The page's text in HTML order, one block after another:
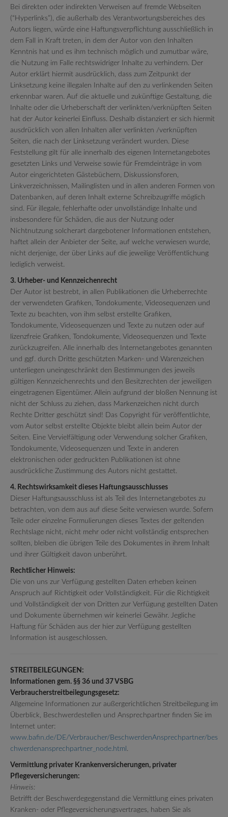
Bei direkten oder indirekten Verweisen auf fremde Webseiten
(“Hyperlinks”), die außerhalb des Verantwortungsbereiches des
Autors liegen, würde eine Haftungsverpflichtung ausschließlich in
dem Fall in Kraft treten, in dem der Autor von den Inhalten
Kenntnis hat und es ihm technisch möglich und zumutbar wäre,
die Nutzung im Falle rechtswidriger Inhalte zu verhindern. Der
Autor erklärt hiermit ausdrücklich, dass zum Zeitpunkt der
Linksetzung keine illegalen Inhalte auf den zu verlinkenden Seiten
erkennbar waren. Auf die aktuelle und zukünftige Gestaltung, die
Inhalte oder die Urheberschaft der verlinkten/verknüpften Seiten
hat der Autor keinerlei Einfluss. Deshalb distanziert er sich hiermit
ausdrücklich von allen Inhalten aller verlinkten /verknüpften
Seiten, die nach der Linksetzung verändert wurden. Diese
Feststellung gilt für alle innerhalb des eigenen Internetangebotes
gesetzten Links und Verweise sowie für Fremdeinträge in vom
Autor eingerichteten Gästebüchern, Diskussionsforen,
Linkverzeichnissen, Mailinglisten und in allen anderen Formen von
Datenbanken, auf deren Inhalt externe Schreibzugriffe möglich
sind. Für illegale, fehlerhafte oder unvollständige Inhalte und
insbesondere für Schäden, die aus der Nutzung oder
Nichtnutzung solcherart dargebotener Informationen entstehen,
haftet allein der Anbieter der Seite, auf welche verwiesen wurde,
nicht derjenige, der über Links auf die jeweilige Veröffentlichung
lediglich verweist.
3. Urheber- und Kennzeichenrecht
Der Autor ist bestrebt, in allen Publikationen die Urheberrechte
der verwendeten Grafiken, Tondokumente, Videosequenzen und
Texte zu beachten, von ihm selbst erstellte Grafiken,
Tondokumente, Videosequenzen und Texte zu nutzen oder auf
lizenzfreie Grafiken, Tondokumente, Videosequenzen und Texte
zurückzugreifen. Alle innerhalb des Internetangebotes genannten
und ggf. durch Dritte geschützten Marken- und Warenzeichen
unterliegen uneingeschränkt den Bestimmungen des jeweils
gültigen Kennzeichenrechts und den Besitzrechten der jeweiligen
eingetragenen Eigentümer. Allein aufgrund der bloßen Nennung ist
nicht der Schluss zu ziehen, dass Markenzeichen nicht durch
Rechte Dritter geschützt sind! Das Copyright für veröffentlichte,
vom Autor selbst erstellte Objekte bleibt allein beim Autor der
Seiten. Eine Vervielfältigung oder Verwendung solcher Grafiken,
Tondokumente, Videosequenzen und Texte in anderen
elektronischen oder gedruckten Publikationen ist ohne
ausdrückliche Zustimmung des Autors nicht gestattet.
4. Rechtswirksamkeit dieses Haftungsausschlusses
Dieser Haftungsausschluss ist als Teil des Internetangebotes zu
betrachten, von dem aus auf diese Seite verwiesen wurde. Sofern
Teile oder einzelne Formulierungen dieses Textes der geltenden
Rechtslage nicht, nicht mehr oder nicht vollständig entsprechen
sollten, bleiben die übrigen Teile des Dokumentes in ihrem Inhalt
und ihrer Gültigkeit davon unberührt.
Rechtlicher Hinweis:
Die von uns zur Verfügung gestellten Daten erheben keinen
Anspruch auf Richtigkeit oder Vollständigkeit. Für die Richtigkeit
und Vollständigkeit der von Dritten zur Verfügung gestellten Daten
und Dokumente übernehmen wir keinerlei Gewähr. Jegliche
Haftung für Schäden aus der hier zur Verfügung gestellten
Information ist ausgeschlossen.
STREITBEILEGUNGEN:
Informationen gem. §§ 36 und 37 VSBG
Verbraucherstreitbeilegungsgesetz:
Allgemeine Informationen zur außergerichtlichen Streitbeilegung im
Überblick, Beschwerdestellen und Ansprechpartner finden Sie im
Internet unter:
www.bafin.de/DE/Verbraucher/BeschwerdenAnsprechpartner­/bes
chwerdenansprechpartner_node.html .
Vermittlung privater Krankenversicherungen, privater
Pflegeversicherungen:
Hinweis:
Betrifft der Beschwerdegegenstand die Vermittlung eines privaten
Kranken- oder Pflegeversicherungsvertrages, haben Sie als